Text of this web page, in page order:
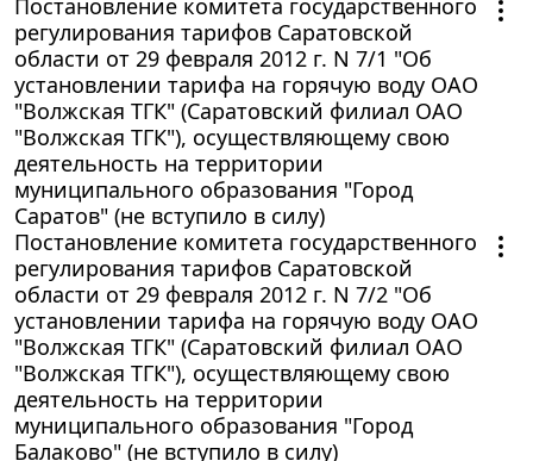
регулирования тарифов Саратовской
области от 29 февраля 2012 г. N 7/1 "Об
установлении тарифа на горячую воду ОАО
"Волжская ТГК" (Саратовский филиал ОАО
"Волжская ТГК"), осуществляющему свою
деятельность на территории
муниципального образования "Город
Саратов" (не вступило в силу)
Постановление комитета государственного
регулирования тарифов Саратовской
области от 29 февраля 2012 г. N 7/2 "Об
установлении тарифа на горячую воду ОАО
"Волжская ТГК" (Саратовский филиал ОАО
"Волжская ТГК"), осуществляющему свою
деятельность на территории
муниципального образования "Город
Балаково" (не вступило в силу)